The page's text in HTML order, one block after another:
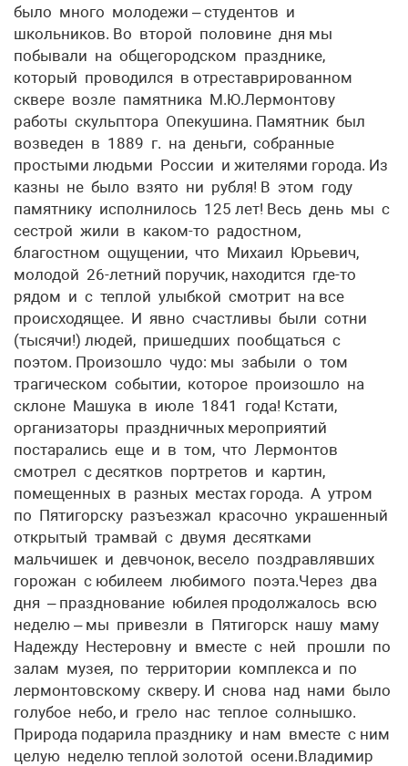
было много молодежи – студентов и
школьников. Во второй половине дня мы
побывали на общегородском празднике,
который проводился в отреставрированном
сквере возле памятника М.Ю.Лермонтову
работы скульптора Опекушина. Памятник был
возведен в 1889 г. на деньги, собранные
простыми людьми России и жителями города. Из
казны не было взято ни рубля! В этом году
памятнику исполнилось 125 лет! Весь день мы с
сестрой жили в каком-то радостном,
благостном ощущении, что Михаил Юрьевич,
молодой 26-летний поручик, находится где-то
рядом и с теплой улыбкой смотрит на все
происходящее. И явно счастливы были сотни
(тысячи!) людей, пришедших пообщаться с
поэтом. Произошло чудо: мы забыли о том
трагическом событии, которое произошло на
склоне Машука в июле 1841 года! Кстати,
организаторы праздничных мероприятий
постарались еще и в том, что Лермонтов
смотрел с десятков портретов и картин,
помещенных в разных местах города. А утром
по Пятигорску разъезжал красочно украшенный
открытый трамвай с двумя десятками
мальчишек и девчонок, весело поздравлявших
горожан с юбилеем любимого поэта.Через два
дня – празднование юбилея продолжалось всю
неделю – мы привезли в Пятигорск нашу маму
Надежду Нестеровну и вместе с ней прошли по
залам музея, по территории комплекса и по
лермонтовскому скверу. И снова над нами было
голубое небо, и грело нас теплое солнышко.
Природа подарила празднику и нам вместе с ним
целую неделю теплой золотой осени.​Владимир